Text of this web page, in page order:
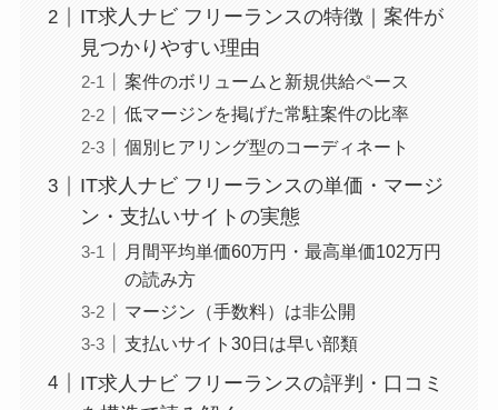
IT求人ナビ フリーランスの特徴｜案件が
見つかりやすい理由
案件のボリュームと新規供給ペース
低マージンを掲げた常駐案件の比率
個別ヒアリング型のコーディネート
IT求人ナビ フリーランスの単価・マージ
ン・支払いサイトの実態
月間平均単価60万円・最高単価102万円
の読み方
マージン（手数料）は非公開
支払いサイト30日は早い部類
IT求人ナビ フリーランスの評判・口コミ